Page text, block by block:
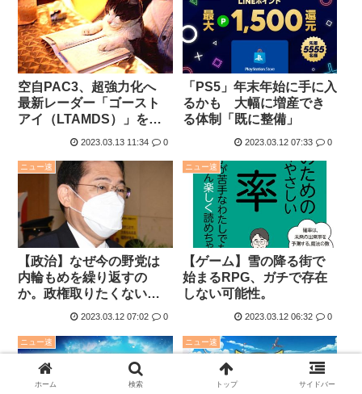
空自PAC3、超強力化へ
最新レーダー「ゴースト
アイ（LTAMDS）」を導
2023.03.13 11:34 0
「PS5」年末年始に手に入
るかも 大幅に増産でき
る体制「既に整備」
2023.03.12 07:33 0
ニュー速
【政治】なぜ今の野党は
内輪もめを繰り返すの
か。政権取りたくないか
らだろ？今首相やるの罰
2023.03.12 07:02 0
ニュー速
【ゲーム】雪の降る街で
始まるRPG、ガチで存在
しない可能性。
2023.03.12 06:32 0
ニュー速 ニュー速
ホーム 検索 トップ サイドバー